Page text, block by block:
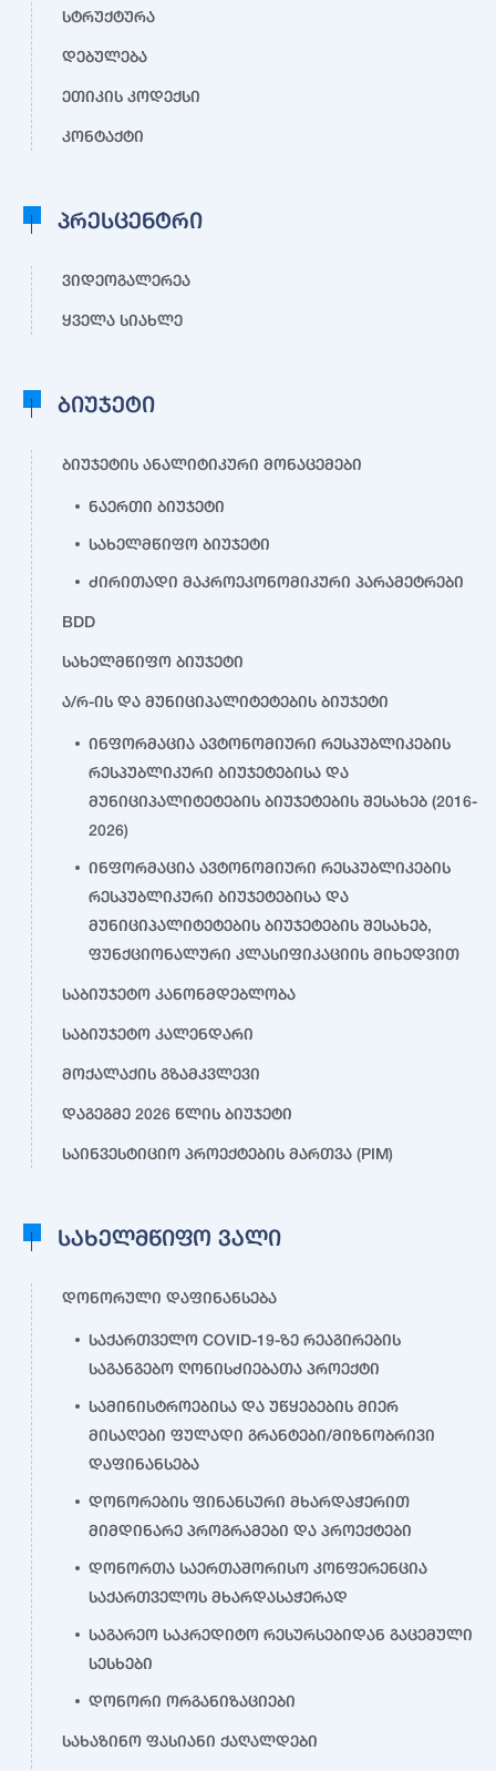
სტრუქტურა
დებულება
ეთიკის კოდექსი
კონტაქტი
პრესცენტრი
ვიდეოგალერეა
ყველა სიახლე
ბიუჯეტი
ბიუჯეტის ანალიტიკური მონაცემები
ნაერთი ბიუჯეტი
სახელმწიფო ბიუჯეტი
ძირითადი მაკროეკონომიკური პარამეტრები
BDD
სახელმწიფო ბიუჯეტი
ა/რ-ის და მუნიციპალიტეტების ბიუჯეტი
ინფორმაცია ავტონომიური რესპუბლიკების
რესპუბლიკური ბიუჯეტებისა და
მუნიციპალიტეტების ბიუჯეტების შესახებ (2016-
2026)
ინფორმაცია ავტონომიური რესპუბლიკების
რესპუბლიკური ბიუჯეტებისა და
მუნიციპალიტეტების ბიუჯეტების შესახებ,
ფუნქციონალური კლასიფიკაციის მიხედვით
საბიუჯეტო კანონმდებლობა
საბიუჯეტო კალენდარი
მოქალაქის გზამკვლევი
დაგეგმე 2026 წლის ბიუჯეტი
საინვესტიციო პროექტების მართვა (PIM)
სახელმწიფო ვალი
დონორული დაფინანსება
საქართველო COVID-19-ზე რეაგირების
საგანგებო ღონისძიებათა პროექტი
სამინისტროებისა და უწყებების მიერ
მისაღები ფულადი გრანტები/მიზნობრივი
დაფინანსება
დონორების ფინანსური მხარდაჭერით
მიმდინარე პროგრამები და პროექტები
დონორთა საერთაშორისო კონფერენცია
საქართველოს მხარდასაჭერად
საგარეო საკრედიტო რესურსებიდან გაცემული
სესხები
დონორი ორგანიზაციები
სახაზინო ფასიანი ქაღალდები